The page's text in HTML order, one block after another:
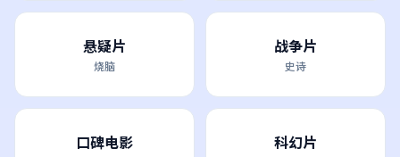
悬疑片
烧脑
战争片
史诗
口碑电影 科幻片